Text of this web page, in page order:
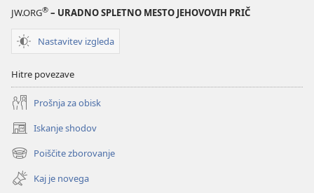
JW.ORG® – URADNO SPLETNO MESTO JEHOVOVIH PRIČ
Nastavitev izgleda
Hitre povezave
Prošnja za obisk
Iskanje shodov
(odpre
novo
okno)
Poiščite zborovanje
(odpre
novo
okno)
Kaj je novega